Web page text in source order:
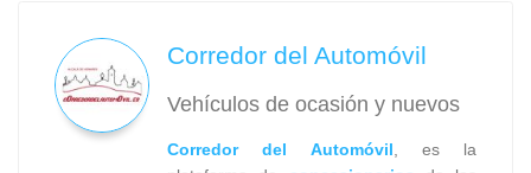
Corredor del Automóvil
Vehículos de ocasión y nuevos
Corredor del Automóvil , es la